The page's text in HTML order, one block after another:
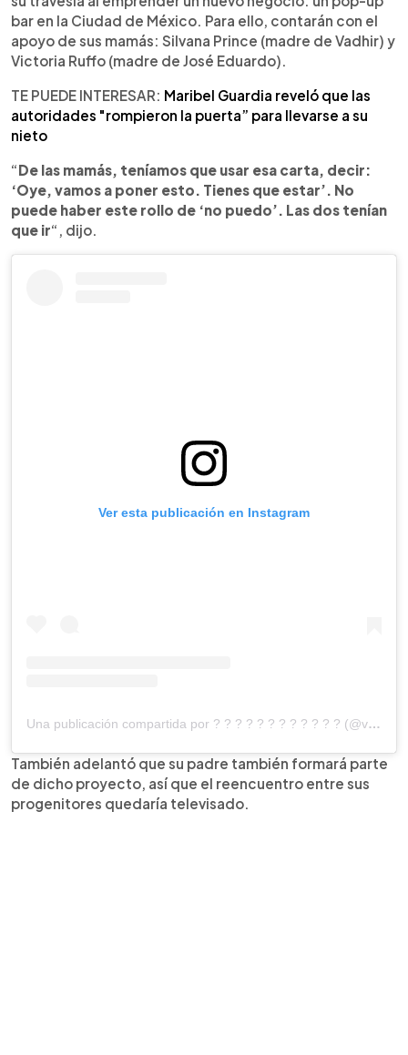
bar en la Ciudad de México. Para ello, contarán con el
apoyo de sus mamás: Silvana Prince (madre de Vadhir) y
Victoria Ruffo (madre de José Eduardo).
TE PUEDE INTERESAR: Maribel Guardia reveló que las
autoridades "rompieron la puerta” para llevarse a su
nieto
“De las mamás, teníamos que usar esa carta, decir:
‘Oye, vamos a poner esto. Tienes que estar’. No
puede haber este rollo de ‘no puedo’. Las dos tenían
que ir“, dijo.
Ver esta publicación en Instagram
Una publicación compartida por ? ? ? ? ? ? ? ? ? ? ? ? (@vadhird)
También adelantó que su padre también formará parte
de dicho proyecto, así que el reencuentro entre sus
progenitores quedaría televisado.